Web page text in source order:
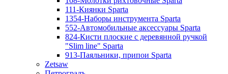
111-Киянки Sparta
1354-Наборы инструмента Sparta
552-Автомобильные аксессуары Sparta
824-Кисти плоские с деревянной ручкой
"Slim line" Sparta
913-Паяльники, припои Sparta
Zetsaw